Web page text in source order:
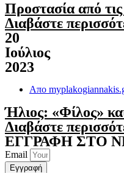
Προστασία από
Διαβάστε
20
Ιούλιος
2023
Απο
Ήλιος: «Φίλος»
Διαβάστε
ΕΓΓΡΑΦΗ ΣΤΟ
Email
Εγγραφή